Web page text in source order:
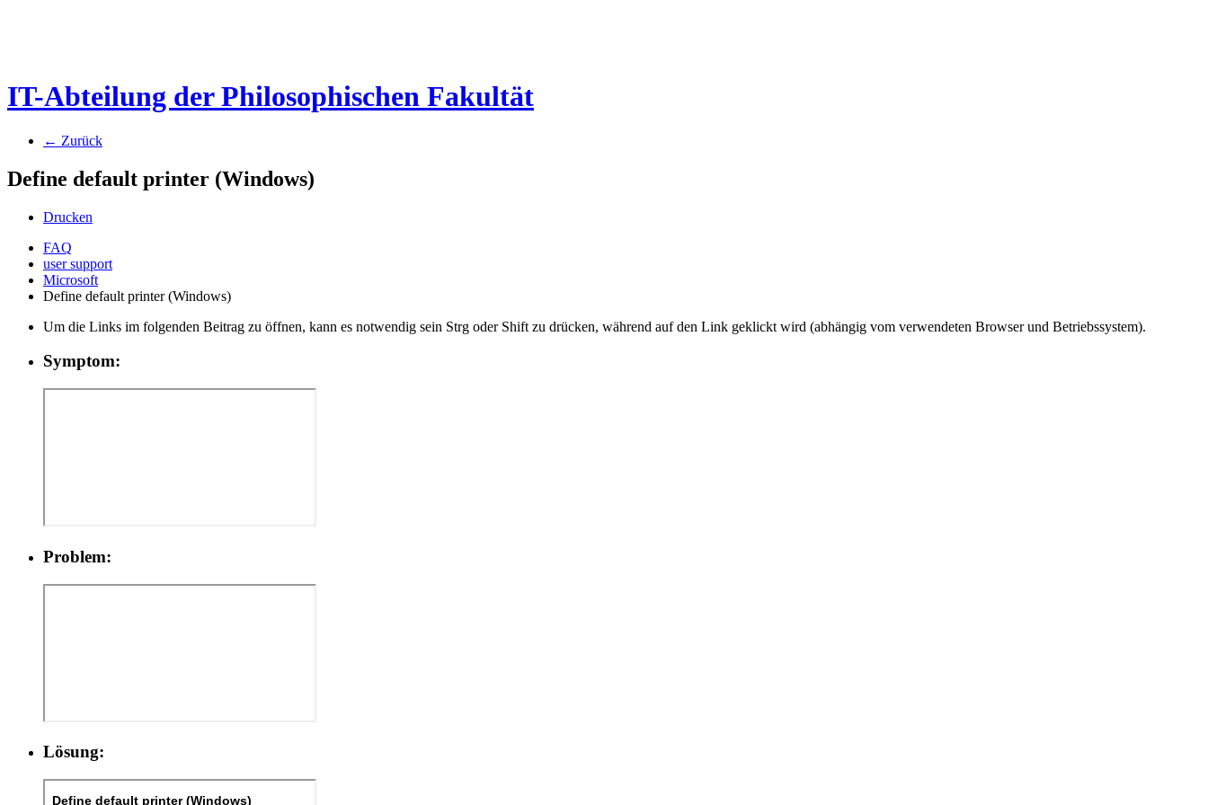
IT-Abteilung der Philosophischen Fakultät
← Zurück
Define default printer (Windows)
Drucken
FAQ
user support
Microsoft
Define default printer (Windows)
Um die Links im folgenden Beitrag zu öffnen, kann es notwendig sein Strg oder Shift zu drücken, während auf den Link geklickt wird (abhängig vom verwendeten Browser und Betriebssystem).
Symptom:
Problem:
Lösung: